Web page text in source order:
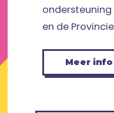
en de
Meer info